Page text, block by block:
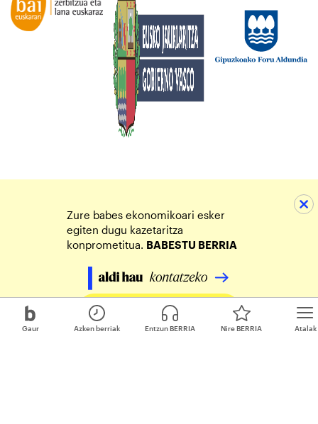
Gaur Atalak
Azken berriak Entzun BERRIA Nire BERRIA
Zure babes ekonomikoari esker
egiten dugu kazetaritza
konprometitua. BABESTU BERRIA
Egin zure ekarpena